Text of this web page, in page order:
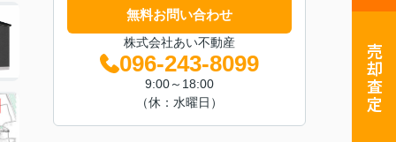
売却査定
無料お問い合わせ
株式会社あい不動産
096-243-8099
9:00～18:00
（休：水曜日）